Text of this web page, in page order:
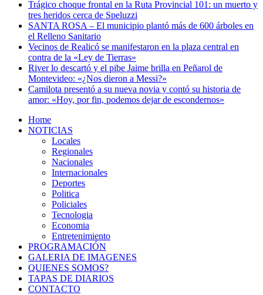
Trágico choque frontal en la Ruta Provincial 101: un muerto y
tres heridos cerca de Speluzzi
SANTA ROSA – El municipio plantó más de 600 árboles en
el Relleno Sanitario
Vecinos de Realicó se manifestaron en la plaza central en
contra de la «Ley de Tierras»
River lo descartó y el pibe Jaime brilla en Peñarol de
Montevideo: «¿Nos dieron a Messi?»
Camilota presentó a su nueva novia y contó su historia de
amor: «Hoy, por fin, podemos dejar de escondernos»
Home
NOTICIAS
Locales
Regionales
Nacionales
Internacionales
Deportes
Politica
Policiales
Tecnologia
Economia
Entretenimiento
PROGRAMACIÓN
GALERIA DE IMAGENES
QUIENES SOMOS?
TAPAS DE DIARIOS
CONTACTO